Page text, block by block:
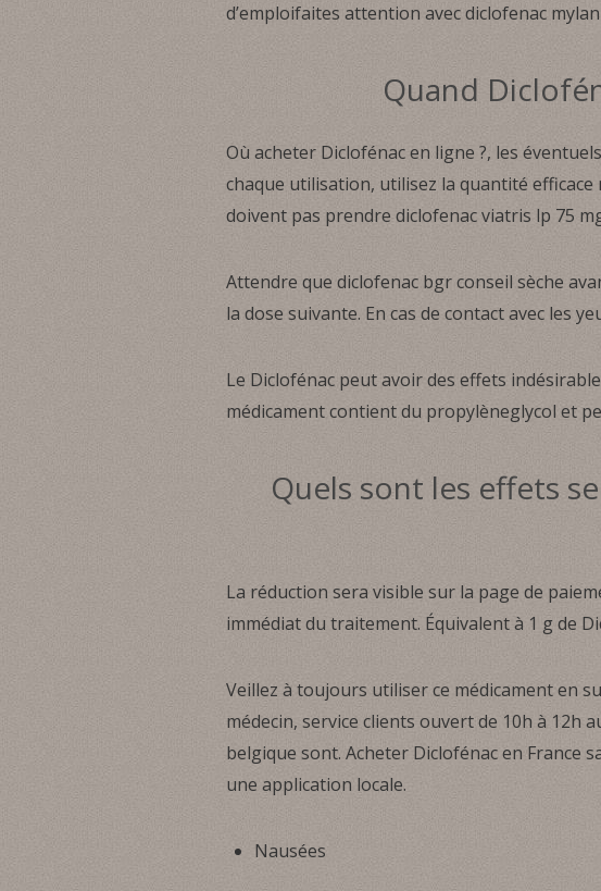
d’emploifaites attention avec diclofenac mylan
Quand
Où acheter Diclofénac en ligne ?, les
chaque utilisation, utilisez la quantité
doivent pas prendre diclofenac viatris lp 75
Attendre que diclofenac bgr conseil sèche
la dose suivante. En cas de contact avec les
Le Diclofénac peut avoir des effets
médicament contient du propylèneglycol et
Quels sont les effets
La réduction sera visible sur la page de
immédiat du traitement. Équivalent à 1 g de
Veillez à toujours utiliser ce médicament en
médecin, service clients ouvert de 10h à 12h
belgique sont. Acheter Diclofénac en
une application locale.
Nausées